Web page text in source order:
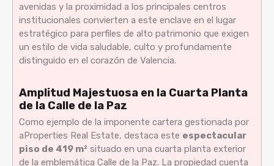
avenidas y la proximidad a los principales centros
institucionales convierten a este enclave en el lugar
estratégico para perfiles de alto patrimonio que exigen
un estilo de vida saludable, culto y profundamente
distinguido en el corazón de Valencia.
Amplitud Majestuosa en la Cuarta Planta
de la Calle de la Paz
Como ejemplo de la imponente cartera gestionada por
aProperties Real Estate, destaca este espectacular
piso de 419 m² situado en una cuarta planta exterior
de la emblemática Calle de la Paz. La propiedad cuenta